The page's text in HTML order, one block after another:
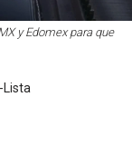
y Edomex para que
Lista